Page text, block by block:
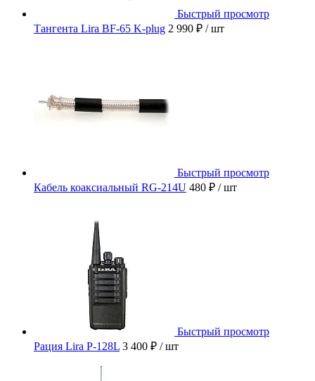
Быстрый просмотр
Тангента Lira BF-65 K-plug 2 990 ₽ / шт
Быстрый просмотр
Кабель коаксиальный RG-214U 480 ₽ / шт
Быстрый просмотр
Рация Lira P-128L 3 400 ₽ / шт